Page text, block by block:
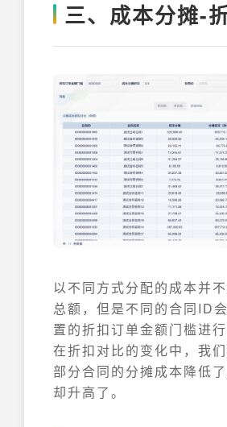
三、成本分摊-
以不同方式分配的成本并
总额，但是不同的合同ID
置的折扣订单金额门槛进
在折扣对比的变化中，我
部分合同的分摊成本降低
却升高了。